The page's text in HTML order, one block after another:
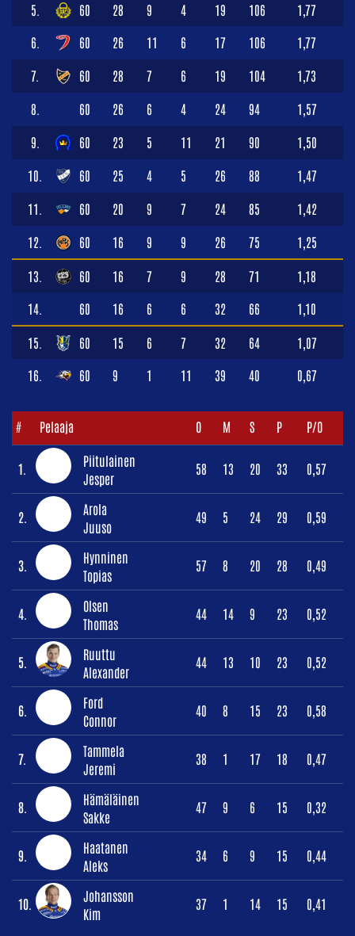
5. 60 28 9 4 19 106 1,77
6. 60 26 11 6 17 106 1,77
7. 60 28 7 6 19 104 1,73
8. 60 26 6 4 24 94 1,57
9. 60 23 5 11 21 90 1,50
10. 60 25 4 5 26 88 1,47
11. 60 20 9 7 24 85 1,42
12. 60 16 9 9 26 75 1,25
13. 60 16 7 9 28 71 1,18
14. 60 16 6 6 32 66 1,10
15. 60 15 6 7 32 64 1,07
16. 60 9 1 11 39 40 0,67
# Pelaaja O M S P P/O
1.
Piitulainen
Jesper
58 13 20 33 0,57
2.
Arola
Juuso
49 5 24 29 0,59
3.
Hynninen
Topias
57 8 20 28 0,49
4.
Olsen
Thomas
44 14 9 23 0,52
5.
Ruuttu
Alexander
44 13 10 23 0,52
6.
Ford
Connor
40 8 15 23 0,58
7.
Tammela
Jeremi
38 1 17 18 0,47
8.
Hämäläinen
Sakke
47 9 6 15 0,32
9.
Haatanen
Aleks
34 6 9 15 0,44
10.
Johansson
Kim
37 1 14 15 0,41